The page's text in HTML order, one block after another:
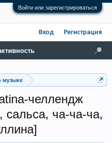
Войти или зарегистрироваться
музыке
челлендж
сальса, ча-ча-ча,
Вход Регистрация